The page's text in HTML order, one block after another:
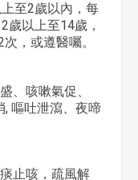
至2歲以內，每
歲以上至14歲，
，或遵醫囑。
、咳嗽氣促、
, 嘔吐泄瀉、夜啼
止咳，疏風解